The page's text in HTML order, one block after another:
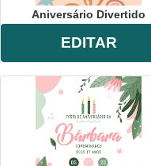
Aniversário Divertido
EDITAR